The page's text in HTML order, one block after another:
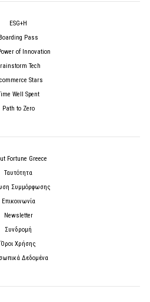
ESG+H
Boarding Pass
of Innovation
Tech
Stars
Well Spent
Path to Zero
Fortune Greece
Ταυτότητα
Συμμόρφωσης
Επικοινωνία
Newsletter
Συνδρομή
Όροι Χρήσης
Δεδομένα